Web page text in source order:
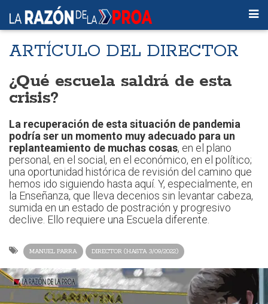
ARTÍCULO DEL DIRECTOR
¿Qué escuela saldrá de esta
crisis?
La recuperación de esta situación de pandemia
podría ser un momento muy adecuado para un
replanteamiento de muchas cosas, en el plano
personal, en el social, en el económico, en el político;
una oportunidad histórica de revisión del camino que
hemos ido siguiendo hasta aquí. Y, especialmente, en
la Enseñanza, que lleva decenios sin levantar cabeza,
sumida en un estado de postración y progresivo
declive. Ello requiere una Escuela diferente.
MANUEL PARRA DIRECTOR (HASTA 3/09/2022)